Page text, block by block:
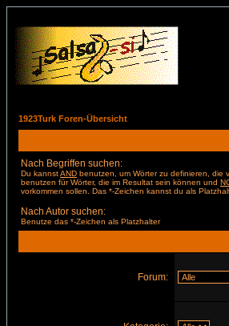
1923Turk Foren-Übersicht
Nach Begriffen suchen:
Du kannstAND benutzen, um Wörter zu definieren, die
benutzen für Wörter, die im Resultat sein können und
vorkommen sollen. Das *-Zeichen kannst du als
Nach Autor suchen:
Benutze das *-Zeichen als Platzhalter
Forum: